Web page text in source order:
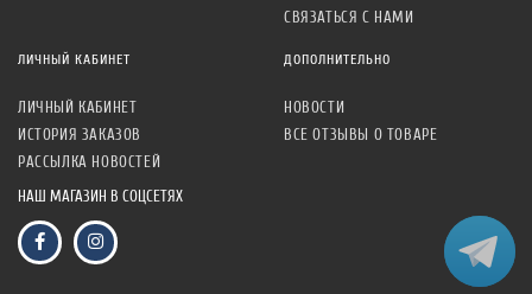
СВЯЗАТЬСЯ С НАМИ
ЛИЧНЫЙ КАБИНЕТ
ЛИЧНЫЙ КАБИНЕТ
ИСТОРИЯ ЗАКАЗОВ
РАССЫЛКА НОВОСТЕЙ
ДОПОЛНИТЕЛЬНО
НОВОСТИ
ВСЕ ОТЗЫВЫ О ТОВАРЕ
НАШ МАГАЗИН В СОЦСЕТЯХ